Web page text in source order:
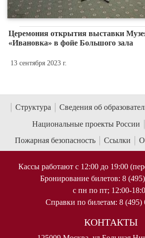
Церемония открытия выставки
«Ивановка» в фойе Большого зала
13 сентября 2023 г.
Структура
Сведения об
Национальные проекты России
Пожарная безопасность
Ссылки О
Кассы работают с 12:00 до 19:00
Бронирование билетов: 8
с пн по пт; 12:00-
Справки по билетам: 8 (495)
КОНТАКТЫ